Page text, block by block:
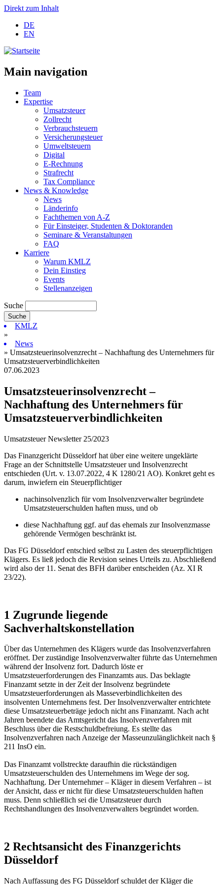
Direkt zum Inhalt
DE
EN
Main navigation
Team
Expertise
Umsatzsteuer
Zollrecht
Verbrauchsteuern
Versicherungsteuer
Umweltsteuern
Digital
E-Rechnung
Strafrecht
Tax Compliance
News & Knowledge
News
Länderinfo
Fachthemen von A-Z
Für Einsteiger, Studenten & Doktoranden
Seminare & Veranstaltungen
FAQ
Karriere
Warum KMLZ
Dein Einstieg
Events
Stellenanzeigen
Suche
KMLZ
»
News
» Umsatzsteuerinsolvenzrecht – Nachhaftung des Unternehmers für
Umsatzsteuerverbindlichkeiten
07.06.2023
Umsatzsteuerinsolvenzrecht –
Nachhaftung des Unternehmers für
Umsatzsteuerverbindlichkeiten
Umsatzsteuer Newsletter 25/2023
Das Finanzgericht Düsseldorf hat über eine weitere ungeklärte
Frage an der Schnittstelle Umsatzsteuer und Insolvenzrecht
entschieden (Urt. v. 13.07.2022, 4 K 1280/21 AO). Konkret geht es
darum, inwiefern ein Steuerpflichtiger
nachinsolvenzlich für vom Insolvenzverwalter begründete
Umsatzsteuerschulden haften muss, und ob
diese Nachhaftung ggf. auf das ehemals zur Insolvenzmasse
gehörende Vermögen beschränkt ist.
Das FG Düsseldorf entschied selbst zu Lasten des steuerpflichtigen
Klägers. Es ließ jedoch die Revision seines Urteils zu. Abschließend
wird also der 11. Senat des BFH darüber entscheiden (Az. XI R
23/22).
1 Zugrunde liegende
Sachverhaltskonstellation
Über das Unternehmen des Klägers wurde das Insolvenzverfahren
eröffnet. Der zuständige Insolvenzverwalter führte das Unternehmen
während der Insolvenz fort. Dadurch löste er
Umsatzsteuerforderungen des Finanzamts aus. Das beklagte
Finanzamt setzte in der Zeit der Insolvenz begründete
Umsatzsteuerforderungen als Masseverbindlichkeiten des
insolventen Unternehmens fest. Der Insolvenzverwalter entrichtete
diese Umsatzsteuerbeträge jedoch nicht ans Finanzamt. Nach acht
Jahren beendete das Amtsgericht das Insolvenzverfahren mit
Beschluss über die Restschuldbefreiung. Es stellte das
Insolvenzverfahren nach Anzeige der Masseunzulänglichkeit nach §
211 InsO ein.
Das Finanzamt vollstreckte daraufhin die rückständigen
Umsatzsteuerschulden des Unternehmens im Wege der sog.
Nachhaftung. Der Unternehmer – Kläger in diesem Verfahren – ist
der Ansicht, dass er nicht für diese Umsatzsteuerschulden haften
muss. Denn schließlich sei die Umsatzsteuer durch
Rechtshandlungen des Insolvenzverwalters begründet worden.
2 Rechtsansicht des Finanzgerichts
Düsseldorf
Nach Auffassung des FG Düsseldorf schuldet der Kläger die